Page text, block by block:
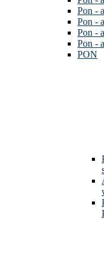
Pon -
Pon -
Pon -
Pon -
PON